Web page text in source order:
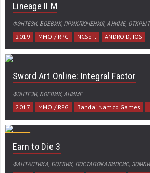
Lineage II M
ФЭНТЕЗИ, БОЕВИК, ПРИКЛЮЧЕНИЯ, АНИМЕ,
2019 MMO / RPG NCSoft ANDROID, IOS
Sword Art Online: Integral Factor
ФЭНТЕЗИ, БОЕВИК, АНИМЕ
2017 MMO / RPG Bandai Namco Games
Earn to Die 3
ФАНТАСТИКА, БОЕВИК, ПОСТАПОКАЛИПСИС,